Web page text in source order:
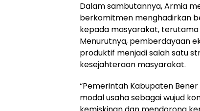
Dalam sambutannya, Armia
berkomitmen menghadirkan
kepada masyarakat,
Menurutnya, pemberdayaan
produktif menjadi salah satu
kesejahteraan masyarakat.
“Pemerintah Kabupaten
modal usaha sebagai wujud